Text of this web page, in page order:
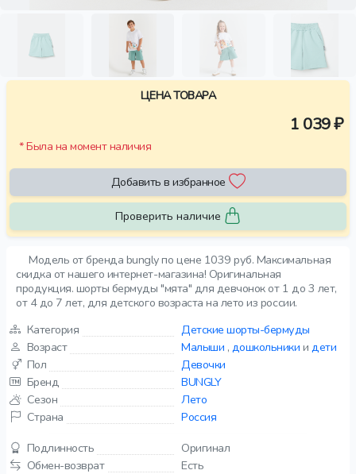
Модель от бренда bungly по цене 1039 руб. Максимальная
скидка от нашего интернет-магазина! Оригинальная
продукция. шорты бермуды "мята" для девчонок от 1 до 3 лет,
от 4 до 7 лет, для детского возраста на лето из россии.
Категория
Детские шорты-бермуды
Возраст
Малыши , дошкольники и дети
Пол
Девочки
Бренд
BUNGLY
Сезон
Лето
Страна
Россия
Подлинность
Оригинал
Обмен-возврат
Есть
ЦЕНА ТОВАРА
1 039 ₽
* Была на момент наличия
Добавить в избранное
Проверить наличие